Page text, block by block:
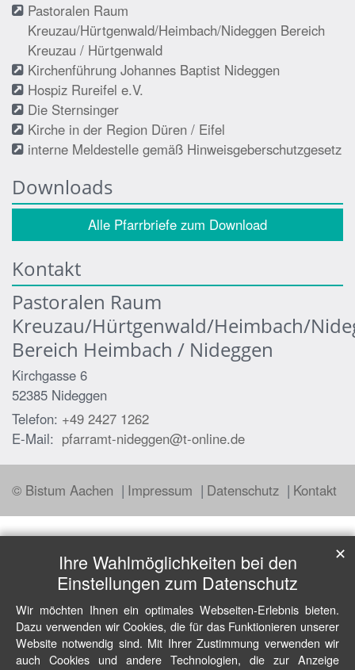
Pastoralen Raum
Kreuzau/Hürtgenwald/Heimbach/Nideggen Bereich
Kreuzau / Hürtgenwald
Kirchenführung Johannes Baptist Nideggen
Hospiz Rureifel e.V.
Die Sternsinger
Kirche in der Region Düren / Eifel
interne Meldestelle gemäß Hinweisgeberschutzgesetz
Downloads
Alle Pfarrbriefe zum Download
Kontakt
Pastoralen Raum
Kreuzau/Hürtgenwald/Heimbach/
Bereich Heimbach / Nideggen
Kirchgasse 6
52385 Nideggen
Telefon: +49 2427 1262
E-Mail: pfarramt-nideggen@t-online.de
© Bistum Aachen Impressum Datenschutz Kontakt
Ihre Wahlmöglichkeiten bei den
Einstellungen zum Datenschutz
Wir möchten Ihnen ein optimales Webseiten-Erlebnis bieten.
Dazu verwenden wir Cookies, die für das Funktionieren unserer
Website notwendig sind. Mit Ihrer Zustimmung verwenden wir
auch Cookies und andere Technologien, die zur Anzeige
✕